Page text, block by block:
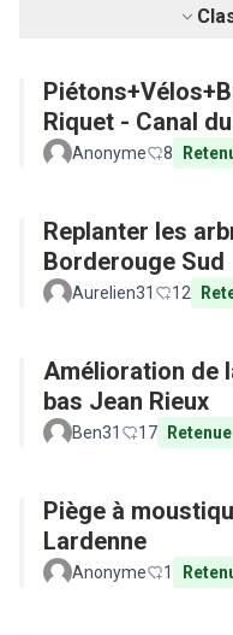
Riquet - Canal
Anonyme 8
Replanter les
Borderouge Sud
Aurelien31 12
Amélioration de
bas Jean Rieux
Ben31 17 Retenue
Piège à
Lardenne
Anonyme 1